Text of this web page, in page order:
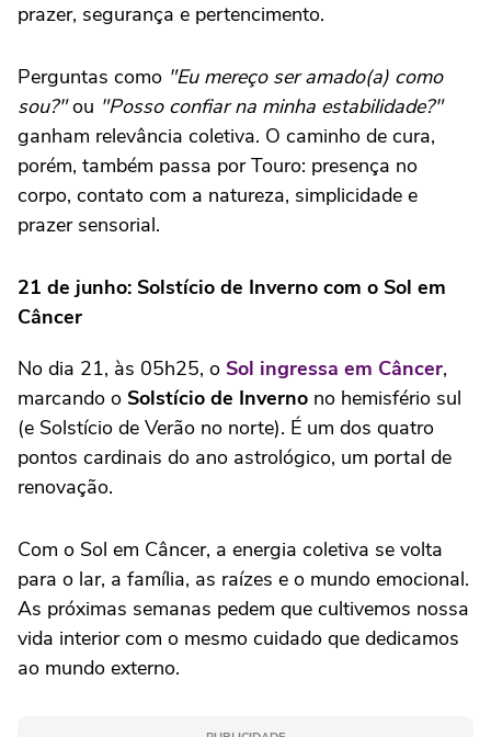
prazer, segurança e pertencimento.
Perguntas como "Eu mereço ser amado(a) como
sou?"ou "Posso confiar na minha estabilidade?"
ganham relevância coletiva. O caminho de cura,
porém, também passa por Touro: presença no
corpo, contato com a natureza, simplicidade e
prazer sensorial.
21 de junho: Solstício de Inverno com o Sol em
Câncer
No dia 21, às 05h25, o Sol ingressa em Câncer,
marcando o Solstício de Inverno no hemisfério sul
(e Solstício de Verão no norte). É um dos quatro
pontos cardinais do ano astrológico, um portal de
renovação.
Com o Sol em Câncer, a energia coletiva se volta
para o lar, a família, as raízes e o mundo emocional.
As próximas semanas pedem que cultivemos nossa
vida interior com o mesmo cuidado que dedicamos
ao mundo externo.